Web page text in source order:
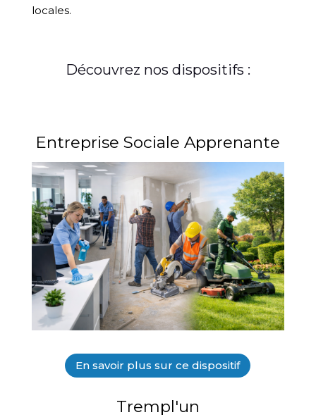
locales.
Découvrez nos dispositifs :
Entreprise Sociale Apprenante
En savoir plus sur ce dispositif
Trempl'un